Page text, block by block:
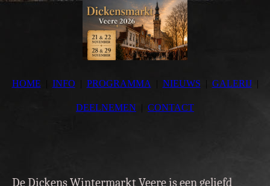
HOME INFO PROGRAMMA NIEUWS GALERIJ
DEELNEMEN CONTACT
De Dickens Wintermarkt Veere is een geliefd